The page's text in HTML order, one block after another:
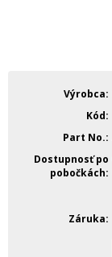
Výrobca
Kód
Part No.
Dostupnosť po
pobočkách
Záruka